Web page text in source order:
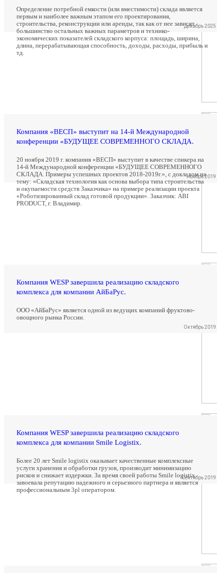
Определение потребной емкости (или вместимости) склада является
первым и наиболее важным этапом его проектирования,
строительства, реконструкции или аренды, так как от нее зависят
большинство остальных важных параметров и технико-
экономических показателей складского корпуса: площадь, ширина,
длина, перерабатывающая способность, доходы, расходы, прибыль и
тд.
Декабрь 2025
Компания «ВЕСП» выступит на 14-й Международной
конференции «БУДУЩЕЕ СОВРЕМЕННОГО СКЛАДА.
20 ноября 2019 г. компания «ВЕСП» выступит в качестве спикера на
14-й Международной конференции «БУДУЩЕЕ СОВРЕМЕННОГО
СКЛАДА. Примеры успешных проектов 2018-2019г.», с докладом на
тему: «Складская технология как основа выбора типа строительства
и окупаемости средств Заказчика» на примере реализации проекта
«Роботизированный склад готовой продукции». Заказчик: ABI
PRODUCT, г. Владимир.
Ноябрь 2019
Компания WESP завершила реализацию складского
комплекса для компании АйБаРус.
ООО «АйБаРус» является одной из ведущих компаний фруктово-
овощного рынка России.
Октябрь 2019
Компания WESP завершила реализацию складского
комплекса для компании Smile Logistix.
Более 20 лет Smile logistix оказывает качественные комплексные
услуги хранения и обработки грузов, производит минимизацию
рисков и снижает издержки. За время своей работы Smile logistix
завоевала репутацию надежного и серьезного партнера и является
профессиональным 3pl оператором.
Сентябрь 2019